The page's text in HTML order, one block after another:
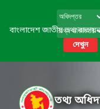
বাংলাদেশ জাতীয় তথ্য
দেখুন
তথ্য